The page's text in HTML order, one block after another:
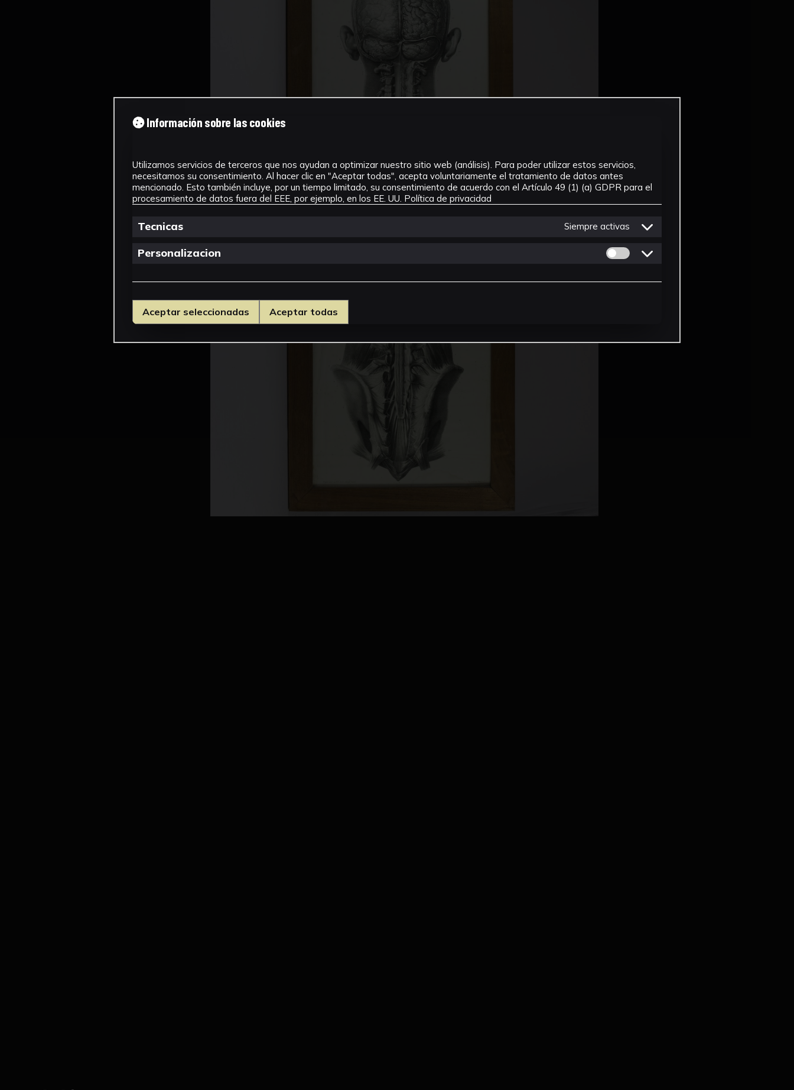
Información sobre las cookies
Utilizamos servicios de terceros que nos ayudan a optimizar nuestro sitio web (análisis). Para poder utilizar estos servicios,
necesitamos su consentimiento. Al hacer clic en "Aceptar todas", acepta voluntariamente el tratamiento de datos antes
mencionado. Esto también incluye, por un tiempo limitado, su consentimiento de acuerdo con el Artículo 49 (1) (a) GDPR para el
procesamiento de datos fuera del EEE, por ejemplo, en los EE. UU. Política de privacidad
Tecnicas Siempre activas
Personalizacion Permitir cookies de Personalizacion
Aceptar seleccionadas Aceptar todas